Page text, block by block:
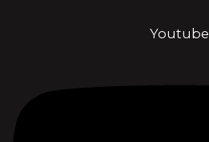
Youtube